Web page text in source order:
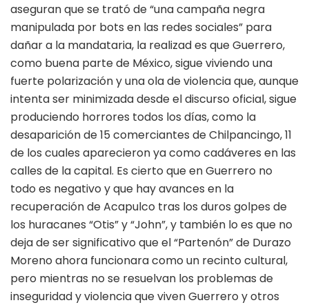
aseguran que se trató de “una campaña negra
manipulada por bots en las redes sociales” para
dañar a la mandataria, la realizad es que Guerrero,
como buena parte de México, sigue viviendo una
fuerte polarización y una ola de violencia que, aunque
intenta ser minimizada desde el discurso oficial, sigue
produciendo horrores todos los días, como la
desaparición de 15 comerciantes de Chilpancingo, 11
de los cuales aparecieron ya como cadáveres en las
calles de la capital. Es cierto que en Guerrero no
todo es negativo y que hay avances en la
recuperación de Acapulco tras los duros golpes de
los huracanes “Otis” y “John”, y también lo es que no
deja de ser significativo que el “Partenón” de Durazo
Moreno ahora funcionara como un recinto cultural,
pero mientras no se resuelvan los problemas de
inseguridad y violencia que viven Guerrero y otros